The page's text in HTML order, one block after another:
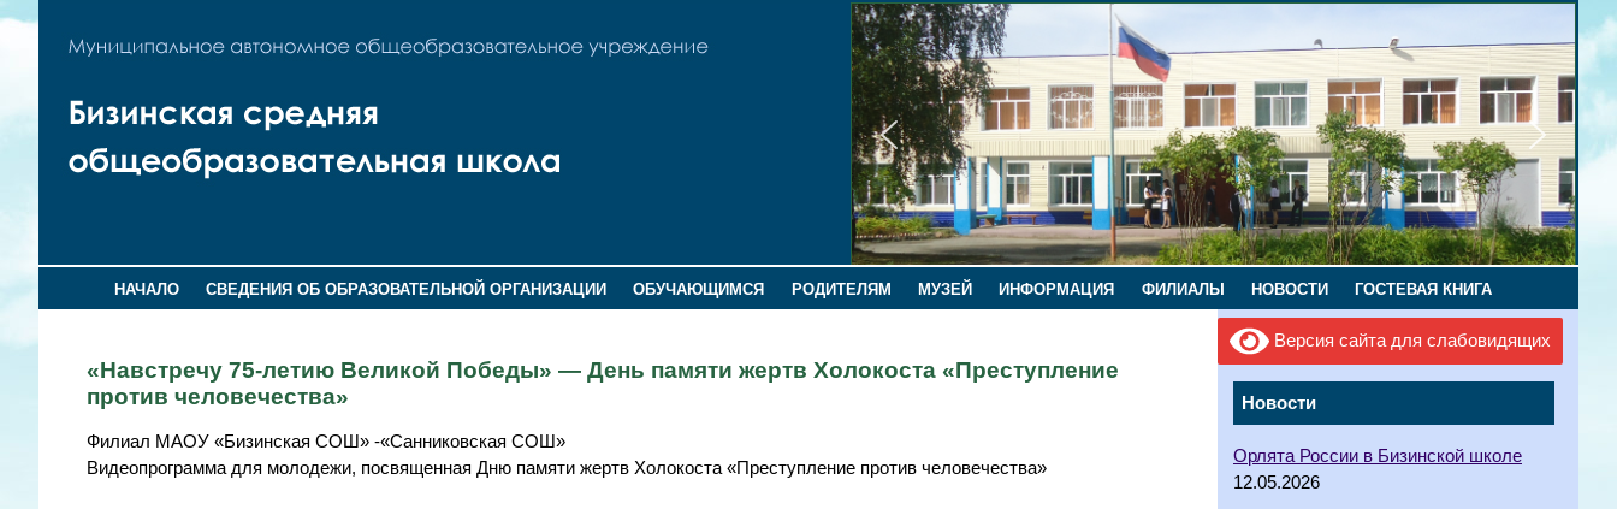
НАЧАЛО СВЕДЕНИЯ ОБ ОБРАЗОВАТЕЛЬНОЙ ОРГАНИЗАЦИИ ОБУЧАЮЩИМСЯ РОДИТЕЛЯМ МУЗЕЙ ИНФОРМАЦИЯ ФИЛИАЛЫ НОВОСТИ ГОСТЕВАЯ КНИГА
Версия сайта для слабовидящих
Новости
Орлята России в Бизинской школе
12.05.2026
«Навстречу 75-летию Великой Победы» — День памяти жертв Холокоста «Преступление
против человечества»
Филиал МАОУ «Бизинская СОШ» -«Санниковская СОШ»
Видеопрограмма для молодежи, посвященная Дню памяти жертв Холокоста «Преступление против человечества»